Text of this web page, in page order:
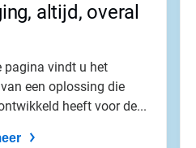
altijd, overal
pagina vindt u het
een oplossing die
heeft voor de...